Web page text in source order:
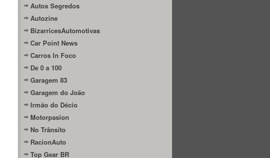
Autos Segredos
Autozine
BizarricesAutomotivas
Car Point News
Carros In Foco
De 0 a 100
Garagem 83
Garagem do João
Irmão do Décio
Motorpasion
No Trânsito
RacionAuto
Top Gear BR